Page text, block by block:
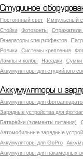
Студийное
Постоянный свет Импульсный
Стойки
Фотозонты Отражатели
Генераторы спецэффектов
Ролики
Системы крепления
Лампы и колбы
Насадки
Сумки
Аккумуляторы для студийного
Аккумуляторы и
Аккумуляторы для
Зарядные устройства для
Батарейки (элементы питания)
Автомобильные зарядные
Аккумуляторы для GoPro
Аккумуляторы для накамерных